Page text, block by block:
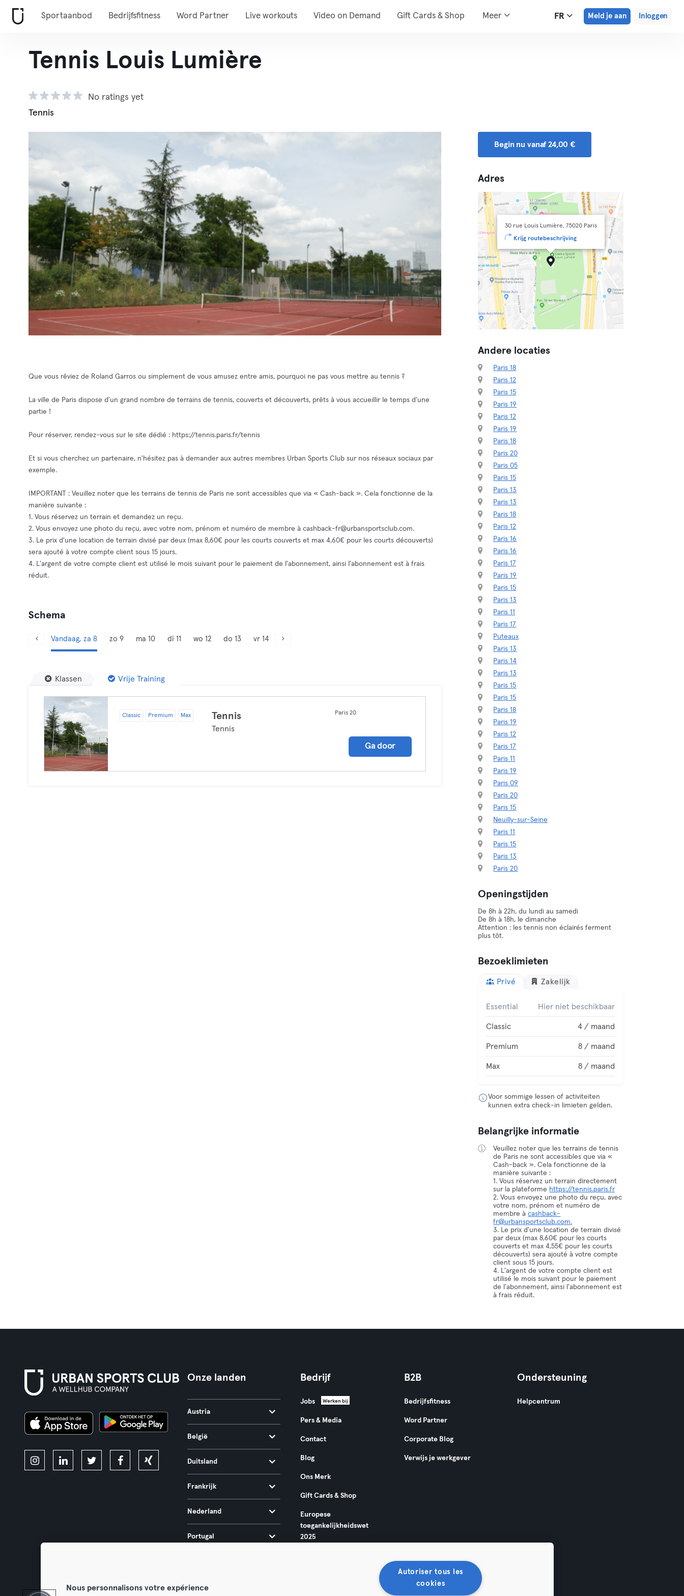
Sportaanbod Bedrijfsfitness Word Partner Live workouts Video on Demand Gift Cards & Shop Meer FR Meld je aan Inloggen
Tennis Louis Lumière
No ratings yet
Tennis
Que vous rêviez de Roland Garros ou simplement de vous amusez entre amis, pourquoi ne pas vous mettre au tennis ?
La ville de Paris dispose d'un grand nombre de terrains de tennis, couverts et découverts, prêts à vous accueillir le temps d'une
partie !
Pour réserver, rendez-vous sur le site dédié : https://tennis.paris.fr/tennis
Et si vous cherchez un partenaire, n'hésitez pas à demander aux autres membres Urban Sports Club sur nos réseaux sociaux par
exemple.
IMPORTANT : Veuillez noter que les terrains de tennis de Paris ne sont accessibles que via « Cash-back ». Cela fonctionne de la
manière suivante :
1. Vous réservez un terrain et demandez un reçu.
2. Vous envoyez une photo du reçu, avec votre nom, prénom et numéro de membre à cashback-fr@urbansportsclub.com.
3. Le prix d'une location de terrain divisé par deux (max 8,60€ pour les courts couverts et max 4,60€ pour les courts découverts)
sera ajouté à votre compte client sous 15 jours.
4. L'argent de votre compte client est utilisé le mois suivant pour le paiement de l'abonnement, ainsi l'abonnement est à frais
réduit.
Schema
Vandaag, za 8 zo 9 ma 10 di 11 wo 12 do 13 vr 14
Klassen Vrije Training
Classic Premium Max Tennis
Tennis
Paris 20
Ga door
Begin nu vanaf 24,00 €
Adres
30 rue Louis Lumière, 75020 Paris
Krijg routebeschrijving
Andere locaties
Paris 18
Paris 12
Paris 15
Paris 19
Paris 12
Paris 19
Paris 18
Paris 20
Paris 05
Paris 15
Paris 13
Paris 13
Paris 18
Paris 12
Paris 16
Paris 16
Paris 17
Paris 19
Paris 15
Paris 13
Paris 11
Paris 17
Puteaux
Paris 13
Paris 14
Paris 13
Paris 15
Paris 15
Paris 18
Paris 19
Paris 12
Paris 17
Paris 11
Paris 19
Paris 09
Paris 20
Paris 15
Neuilly-sur-Seine
Paris 11
Paris 15
Paris 13
Paris 20
Openingstijden
De 8h à 22h, du lundi au samedi
De 8h à 18h, le dimanche
Attention : les tennis non éclairés ferment
plus tôt.
Bezoeklimieten
Privé Zakelijk
Essential Hier niet beschikbaar
Classic 4 / maand
Premium 8 / maand
Max 8 / maand
Voor sommige lessen of activiteiten
kunnen extra check-in limieten gelden.
Belangrijke informatie
Veuillez noter que les terrains de tennis
de Paris ne sont accessibles que via «
Cash-back ». Cela fonctionne de la
manière suivante :
1. Vous réservez un terrain directement
sur la plateforme https://tennis.paris.fr
2. Vous envoyez une photo du reçu, avec
votre nom, prénom et numéro de
membre àcashback-
fr@urbansportsclub.com.
3. Le prix d'une location de terrain divisé
par deux (max 8,60€ pour les courts
couverts et max 4,55€ pour les courts
découverts) sera ajouté à votre compte
client sous 15 jours.
4. L'argent de votre compte client est
utilisé le mois suivant pour le paiement
de l'abonnement, ainsi l'abonnement est
à frais réduit.
Onze landen
Austria
België
Duitsland
Frankrijk
Nederland
Portugal
Bedrijf
Jobs Werken bij
Pers & Media
Contact
Blog
Ons Merk
Gift Cards & Shop
Europese
toegankelijkheidswet
2025
B2B
Bedrijfsfitness
Word Partner
Corporate Blog
Verwijs je werkgever
Ondersteuning
Helpcentrum
Nous personnalisons votre expérience
Autoriser tous les
cookies